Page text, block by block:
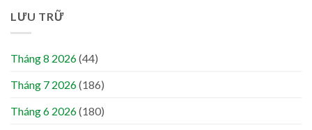
LƯU TRỮ
Tháng 8 2026(44)
Tháng 7 2026(186)
Tháng 6 2026(180)